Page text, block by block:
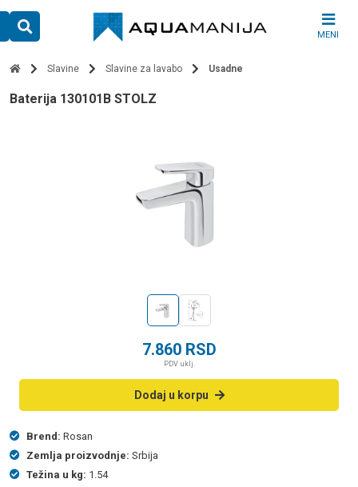
content
MENI
Slavine Slavine za lavabo Usadne
baterija 130101B STOLZ
7.860 RSD
PDV uklj.
Dodaj u korpu
Brend: Rosan
Zemlja proizvodnje: Srbija
Težina u kg: 1.54